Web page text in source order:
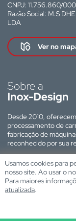
CNPJ: 11.756.860/
Razão Social: M.S
LDA
Ver no
Sobre a
Inox-Design
Desde 2010,
processamento de
fabricação de
reconhecido por sua
Site desenvolvido por:
Usamos cookies para
nosso site. Ao usar o
Para maiores
atualizada.